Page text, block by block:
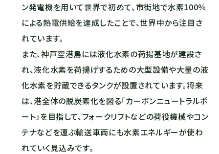
ン発電機を用いて世界で初めて、市街地で水素100％
による熱電供給を達成したことで、世界中から注目さ
れています。
また、神戸空港島には液化水素の荷揚基地が建設さ
れ、液化水素を荷揚げするための大型設備や大量の液
化水素を貯蔵できるタンクが設置されています。将来
は、港全体の脱炭素化を図る「カーボンニュートラルポ
ート」を目指して、フォークリフトなどの荷役機械やコン
テナなどを運ぶ輸送車両にも水素エネルギーが使わ
れていく見込みです。